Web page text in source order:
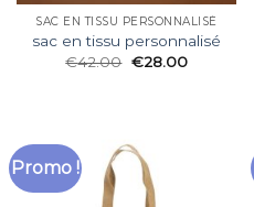
SAC EN TISSU PERSONNALISÉ
sac en tissu personnalisé
€42.00 €28.00
Promo !